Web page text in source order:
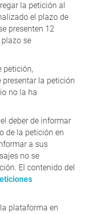
la petición al
el plazo de
presenten 12
se
petición,
presentar la petición
no la ha
deber de informar
de la petición en
a sus
no se
El contenido del
plataforma en